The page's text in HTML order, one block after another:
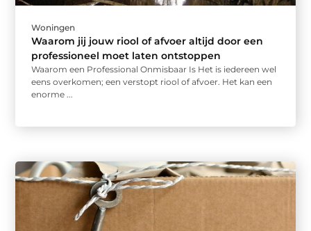
Woningen
Waarom jij jouw riool of afvoer altijd door een
professioneel moet laten ontstoppen
Waarom een Professional Onmisbaar Is Het is iedereen wel
eens overkomen; een verstopt riool of afvoer. Het kan een
enorme ...